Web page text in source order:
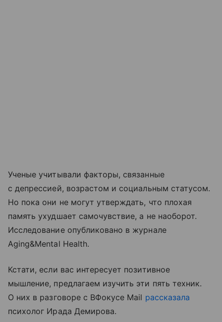
Ученые учитывали факторы, связанные
с депрессией, возрастом и социальным статусом.
Но пока они не могут утверждать, что плохая
память ухудшает самочувствие, а не наоборот.
Исследование опубликовано в журнале
Aging&Mental Health.
Кстати, если вас интересует позитивное
мышление, предлагаем изучить эти пять техник.
О них в разговоре с ВФокусе Mail рассказала
психолог Ирада Демирова.